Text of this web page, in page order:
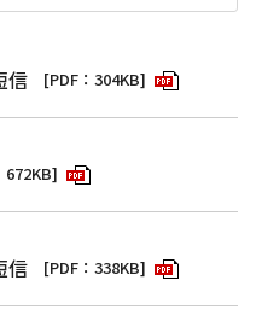
信 [PDF：304KB]
信 [PDF：338KB]